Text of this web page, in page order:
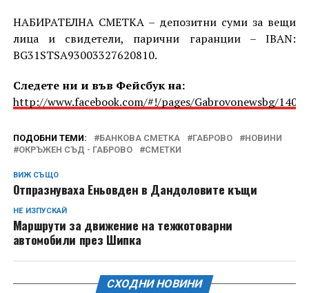
НАБИРАТЕЛНА СМЕТКА – депозитни суми за вещи
лица и свидетели, парични гаранции – IBAN:
BG31STSA93003327620810.
Следете ни и във Фейсбук на:
http://www.facebook.com/#!/pages/Gabrovonewsbg/
ПОДОБНИ ТЕМИ: БАНКОВА СМЕТКА ГАБРОВО
НОВИНИ
ОКРЪЖЕН СЪД - ГАБРОВО
СМЕТКИ
ВИЖ СЪЩО
Отпразнуваха Еньовден в Дандоловите къщи
НЕ ИЗПУСКАЙ
Маршрути за движение на тежкотоварни
автомобили през Шипка
СХОДНИ НОВИНИ